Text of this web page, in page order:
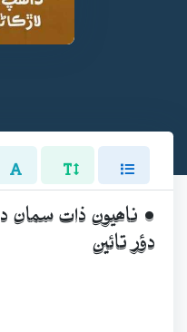
• ناھيون ذات سمان
دؤر تائين